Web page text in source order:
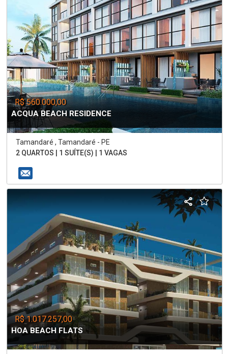
R$ 560.000,00
ACQUA BEACH RESIDENCE
Tamandaré , Tamandaré - PE
2 QUARTOS | 1 SUÍTE(S) | 1 VAGAS
R$ 1.017.257,00
HOA BEACH FLATS